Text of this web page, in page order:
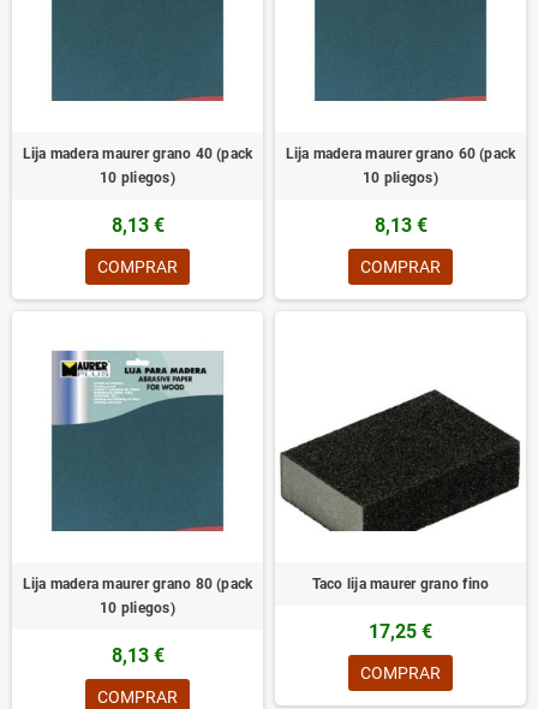
Lija madera maurer grano 40 (pack
10 pliegos)
8,13 €
COMPRAR
Lija madera maurer grano 60 (pack
10 pliegos)
8,13 €
COMPRAR
Lija madera maurer grano 80 (pack
10 pliegos)
8,13 €
COMPRAR
Taco lija maurer grano fino
17,25 €
COMPRAR